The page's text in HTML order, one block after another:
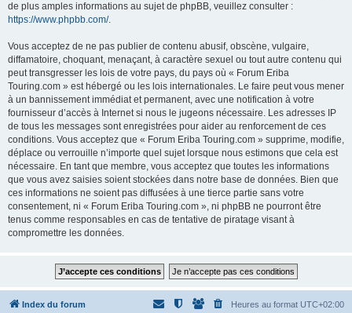
de plus amples informations au sujet de phpBB, veuillez consulter :
https://www.phpbb.com/.
Vous acceptez de ne pas publier de contenu abusif, obscène, vulgaire,
diffamatoire, choquant, menaçant, à caractère sexuel ou tout autre contenu qui
peut transgresser les lois de votre pays, du pays où « Forum Eriba
Touring.com » est hébergé ou les lois internationales. Le faire peut vous mener
à un bannissement immédiat et permanent, avec une notification à votre
fournisseur d’accès à Internet si nous le jugeons nécessaire. Les adresses IP
de tous les messages sont enregistrées pour aider au renforcement de ces
conditions. Vous acceptez que « Forum Eriba Touring.com » supprime, modifie,
déplace ou verrouille n’importe quel sujet lorsque nous estimons que cela est
nécessaire. En tant que membre, vous acceptez que toutes les informations
que vous avez saisies soient stockées dans notre base de données. Bien que
ces informations ne soient pas diffusées à une tierce partie sans votre
consentement, ni « Forum Eriba Touring.com », ni phpBB ne pourront être
tenus comme responsables en cas de tentative de piratage visant à
compromettre les données.
Index du forum Heures au format UTC+02:00